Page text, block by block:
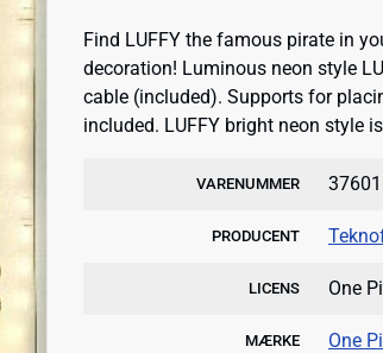
Find LUFFY the famous pirate in
decoration! Luminous neon style
cable (included). Supports for
included. LUFFY bright neon style
VARENUMMER
PRODUCENT
LICENS One
MÆRKE One